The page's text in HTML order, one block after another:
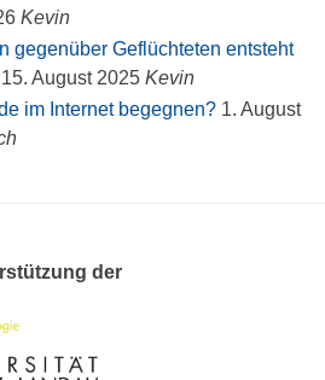
Kevin
gegenüber Geflüchteten entsteht
15. August 2025 Kevin
im Internet begegnen? 1. August
der